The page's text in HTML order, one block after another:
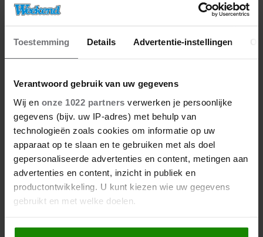
Toestemming Details Advertentie-instellingen
Verantwoord gebruik van uw gegevens
Wij en onze 1022 partners verwerken je persoonlijke
gegevens (bijv. uw IP-adres) met behulp van
technologieën zoals cookies om informatie op uw
apparaat op te slaan en te gebruiken met als doel
gepersonaliseerde advertenties en content, metingen aan
advertenties en content, inzicht in publiek en
productontwikkeling. U kunt kiezen wie uw gegevens
gebruikt en met welke doelen.
Als u het toestaat, willen we ook graag: